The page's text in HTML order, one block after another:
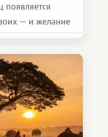
появляется
— и желание
человека что-то